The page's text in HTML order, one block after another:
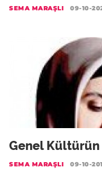
SEMA MARAŞLI 09-10-
Genel Kültürün
SEMA MARAŞLI 09-10-